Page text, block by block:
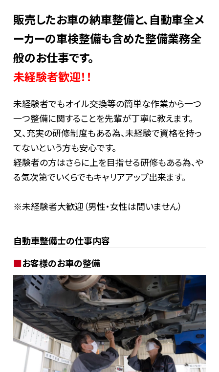
販売したお車の納車整備と、自動車全メ
ーカーの車検整備も含めた整備業務全
般のお仕事です。
未経験者歓迎！！
未経験者でもオイル交換等の簡単な作業から一つ
一つ整備に関することを先輩が丁寧に教えます。
又、充実の研修制度もある為、未経験で資格を持っ
てないという方も安心です。
経験者の方はさらに上を目指せる研修もある為、や
る気次第でいくらでもキャリアアップ出来ます。
※未経験者大歓迎（男性・女性は問いません）
自動車整備士の仕事内容
お客様のお車の整備